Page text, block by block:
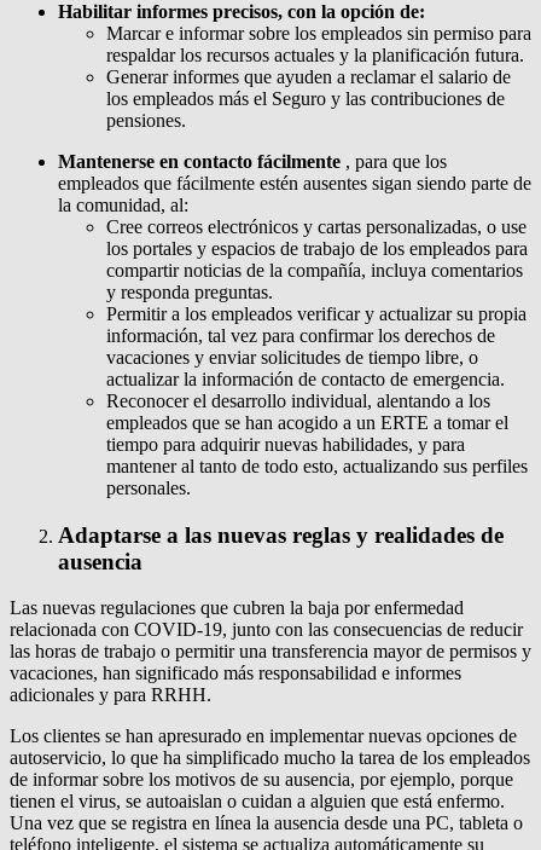
Habilitar informes precisos, con la opción de:
Marcar e informar sobre los empleados sin permiso para
respaldar los recursos actuales y la planificación futura.
Generar informes que ayuden a reclamar el salario de
los empleados más el Seguro y las contribuciones de
pensiones.
Mantenerse en contacto fácilmente , para que los
empleados que fácilmente estén ausentes sigan siendo parte de
la comunidad, al:
Cree correos electrónicos y cartas personalizadas, o use
los portales y espacios de trabajo de los empleados para
compartir noticias de la compañía, incluya comentarios
y responda preguntas.
Permitir a los empleados verificar y actualizar su propia
información, tal vez para confirmar los derechos de
vacaciones y enviar solicitudes de tiempo libre, o
actualizar la información de contacto de emergencia.
Reconocer el desarrollo individual, alentando a los
empleados que se han acogido a un ERTE a tomar el
tiempo para adquirir nuevas habilidades, y para
mantener al tanto de todo esto, actualizando sus perfiles
personales.
Adaptarse a las nuevas reglas y realidades de
ausencia
Las nuevas regulaciones que cubren la baja por enfermedad
relacionada con COVID-19, junto con las consecuencias de reducir
las horas de trabajo o permitir una transferencia mayor de permisos y
vacaciones, han significado más responsabilidad e informes
adicionales y para RRHH.
Los clientes se han apresurado en implementar nuevas opciones de
autoservicio, lo que ha simplificado mucho la tarea de los empleados
de informar sobre los motivos de su ausencia, por ejemplo, porque
tienen el virus, se autoaislan o cuidan a alguien que está enfermo.
Una vez que se registra en línea la ausencia desde una PC, tableta o
teléfono inteligente, el sistema se actualiza automáticamente su